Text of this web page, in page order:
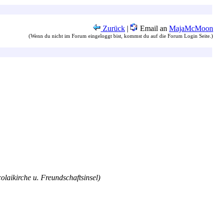
Zurück | Email an MajaMcMoon
(Wenn du nicht im Forum eingeloggt bist, kommst du auf die Forum Login Seite.)
u. Freundschaftsinsel)